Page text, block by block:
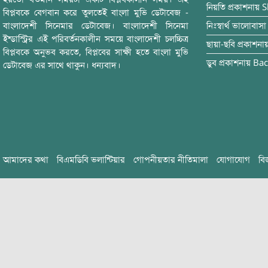
বিপ্লবকে বেগবান করে তুলতেই বাংলা মুভি ডেটাবেজ -
বাংলাদেশী সিনেমার ডেটাবেজ। বাংলাদেশী সিনেমা
ইন্ডাস্ট্রির এই পরিবর্তনকালীন সময়ে বাংলাদেশী চলচ্চিত্র
বিপ্লবকে অনুভব করতে, বিপ্লবের সাক্ষী হতে বাংলা মুভি
ডেটাবেজ এর সাথে থাকুন। ধন্যবাদ।
নিয়তি প্রকাশনায়
নিঃস্বার্থ ভালোবাসা
ছায়া-ছবি
ডুব প্রকাশনায়
আমাদের কথা বিএমডিবি ভলান্টিয়ার গোপনীয়তার নীতিমালা যোগাযোগ